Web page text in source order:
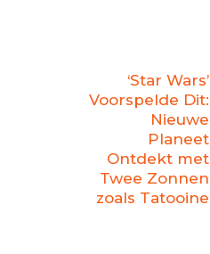
‘Star Wars’
Voorspelde Dit:
Nieuwe
Planeet
Ontdekt met
Twee Zonnen
zoals Tatooine